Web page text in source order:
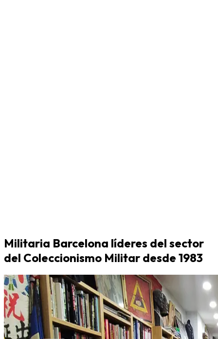
Militaria Barcelona líderes del sector
del Coleccionismo Militar desde 1983